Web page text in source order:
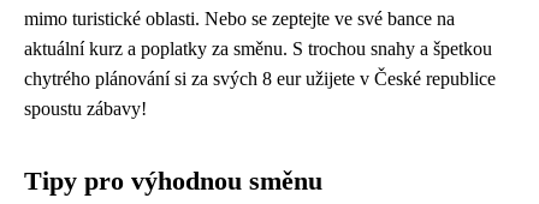
mimo turistické oblasti. Nebo se zeptejte ve své bance na
aktuální kurz a poplatky za směnu. S trochou snahy a špetkou
chytrého plánování si za svých 8 eur užijete v České republice
spoustu zábavy!
Tipy pro výhodnou směnu